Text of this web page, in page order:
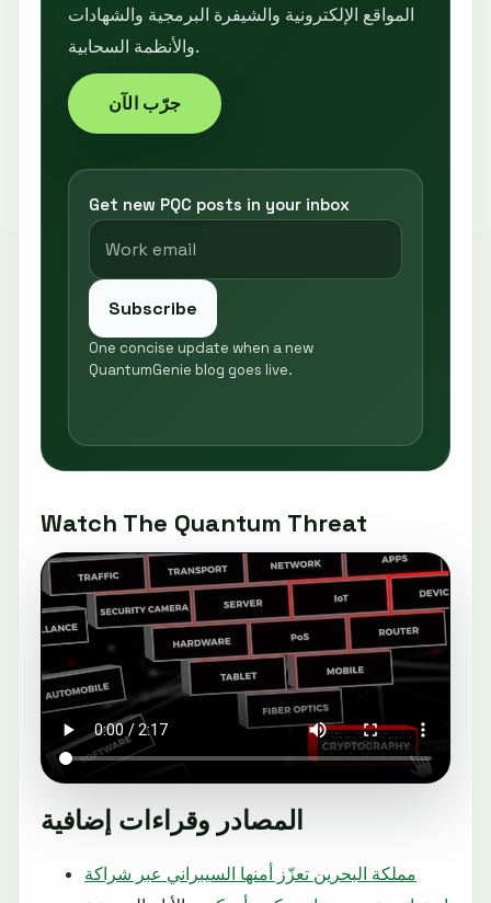
المواقع الإلكترونية والشيفرة البرمجية والشهادات
والأنظمة السحابية.
جرّب الآن
Get new PQC posts in your inbox
Subscribe
One concise update when a new
QuantumGenie blog goes live.
Watch The Quantum Threat
المصادر وقراءات إضافية
مملكة البحرين تعزّز أمنها السيبراني عبر شراكة